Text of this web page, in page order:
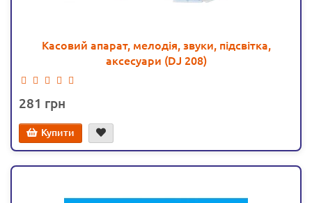
Касовий апарат, мелодія, звуки, підсвітка,
аксесуари (DJ 208)
281
Купити